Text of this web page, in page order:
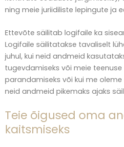
ning meie juriidiliste lepingute ja
Ettevõte säilitab logifaile ka
Logifaile säilitatakse tavaliselt
juhul, kui neid andmeid
tugevdamiseks või meie
parandamiseks või kui me
neid andmeid pikemaks ajaks
Teie õigused oma
kaitsmiseks